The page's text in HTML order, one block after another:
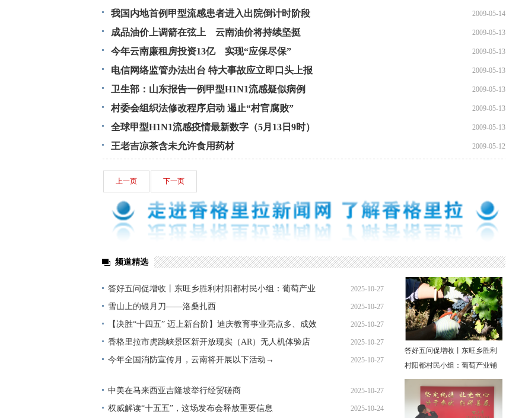
我国内地首例甲型流感患者进入出院倒计时阶段 2009-05-14
成品油价上调箭在弦上 云南油价将持续坚挺 2009-05-13
今年云南廉租房投资13亿 实现“应保尽保” 2009-05-13
电信网络监管办法出台 特大事故应立即口头上报 2009-05-13
卫生部：山东报告一例甲型H1N1流感疑似病例 2009-05-13
村委会组织法修改程序启动 遏止“村官腐败” 2009-05-13
全球甲型H1N1流感疫情最新数字（5月13日9时） 2009-05-13
王老吉凉茶含未允许食用药材 2009-05-12
上一页 下一页
频道精选
答好五问促增收丨东旺乡胜利村阳都村民小组：葡萄产业
铺就“甜蜜”增收路
2025-10-27
雪山上的银月刀——洛桑扎西 2025-10-27
【决胜“十四五” 迈上新台阶】迪庆教育事业亮点多、成效
显——培根铸魂育桃李
2025-10-27
香格里拉市虎跳峡景区新开放现实（AR）无人机体验店 2025-10-27
今年全国消防宣传月，云南将开展以下活动→ 2025-10-27
中美在马来西亚吉隆坡举行经贸磋商 2025-10-27
权威解读“十五五”，这场发布会释放重要信息 2025-10-24
答好五问促增收丨东旺乡胜利
村阳都村民小组：葡萄产业铺
就“甜蜜”增收路